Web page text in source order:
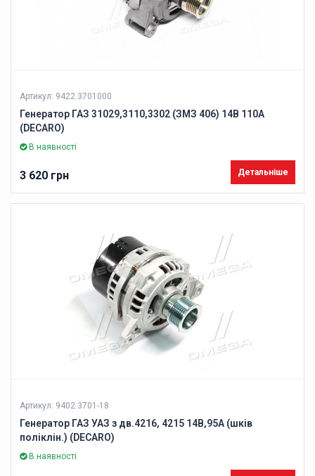
Артикул: 9422.3701000
Генератор ГАЗ 31029,3110,3302 (ЗМЗ 406) 14В 110А
(DECARO)
В наявності
3 620 грн Детальніше
Артикул: 9402.3701-18
Генератор ГАЗ УАЗ з дв.4216, 4215 14В,95А (шків
поліклін.) (DECARO)
В наявності